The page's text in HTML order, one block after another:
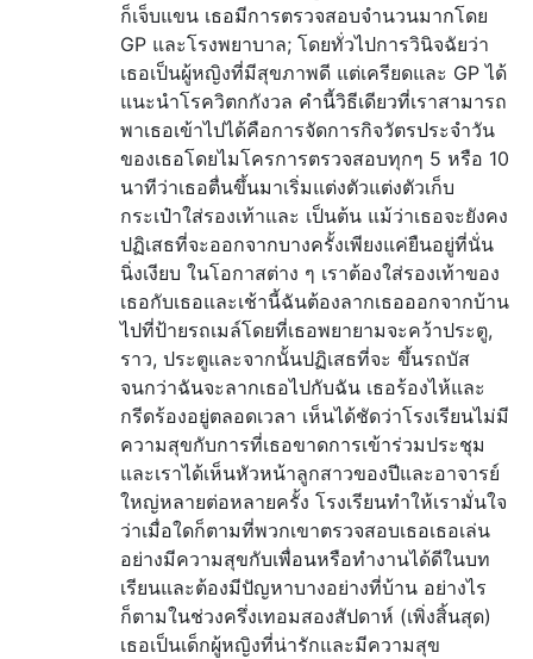
ก็เจ็บแขน เธอมีการตรวจสอบจำนวนมากโดย
GP และโรงพยาบาล; โดยทั่วไปการวินิจฉัยว่า
เธอเป็นผู้หญิงที่มีสุขภาพดี แต่เครียดและ GP ได้
แนะนำโรควิตกกังวล คำนี้วิธีเดียวที่เราสามารถ
พาเธอเข้าไปได้คือการจัดการกิจวัตรประจำวัน
ของเธอโดยไมโครการตรวจสอบทุกๆ 5 หรือ 10
นาทีว่าเธอตื่นขึ้นมาเริ่มแต่งตัวแต่งตัวเก็บ
กระเป๋าใส่รองเท้าและ เป็นต้น แม้ว่าเธอจะยังคง
ปฏิเสธที่จะออกจากบางครั้งเพียงแค่ยืนอยู่ที่นั่น
นิ่งเงียบ ในโอกาสต่าง ๆ เราต้องใส่รองเท้าของ
เธอกับเธอและเช้านี้ฉันต้องลากเธอออกจากบ้าน
ไปที่ป้ายรถเมล์โดยที่เธอพยายามจะคว้าประตู,
ราว, ประตูและจากนั้นปฏิเสธที่จะ ขึ้นรถบัส
จนกว่าฉันจะลากเธอไปกับฉัน เธอร้องไห้และ
กรีดร้องอยู่ตลอดเวลา เห็นได้ชัดว่าโรงเรียนไม่มี
ความสุขกับการที่เธอขาดการเข้าร่วมประชุม
และเราได้เห็นหัวหน้าลูกสาวของปีและอาจารย์
ใหญ่หลายต่อหลายครั้ง โรงเรียนทำให้เรามั่นใจ
ว่าเมื่อใดก็ตามที่พวกเขาตรวจสอบเธอเธอเล่น
อย่างมีความสุขกับเพื่อนหรือทำงานได้ดีในบท
เรียนและต้องมีปัญหาบางอย่างที่บ้าน อย่างไร
ก็ตามในช่วงครึ่งเทอมสองสัปดาห์ (เพิ่งสิ้นสุด)
เธอเป็นเด็กผู้หญิงที่น่ารักและมีความสุข